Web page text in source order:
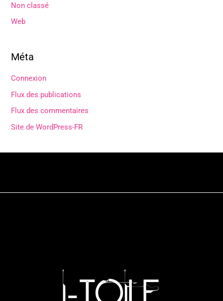
Non classé
Web
Méta
Connexion
Flux des publications
Flux des commentaires
Site de WordPress-FR